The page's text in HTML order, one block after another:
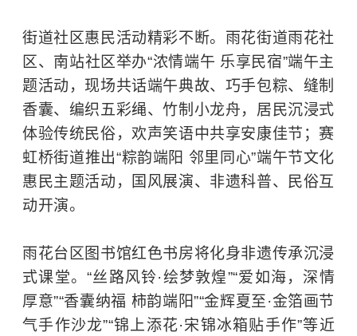
街道社区惠民活动精彩不断。雨花街道雨花社
区、南站社区举办“浓情端午 乐享民宿”端午主
题活动，现场共话端午典故、巧手包粽、缝制
香囊、编织五彩绳、竹制小龙舟，居民沉浸式
体验传统民俗，欢声笑语中共享安康佳节；赛
虹桥街道推出“粽韵端阳 邻里同心”端午节文化
惠民主题活动，国风展演、非遗科普、民俗互
动开演。
雨花台区图书馆红色书房将化身非遗传承沉浸
式课堂。“丝路风铃·绘梦敦煌”“爱如海，深情
厚意”“香囊纳福 柿韵端阳”“金辉夏至·金箔画节
气手作沙龙”“锦上添花·宋锦冰箱贴手作”等近